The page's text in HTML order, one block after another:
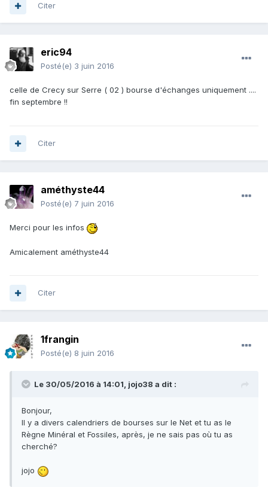
Citer
eric94
Posté(e) 3 juin 2016
celle de Crecy sur Serre ( 02 ) bourse d'échanges uniquement ....
fin septembre !!
Citer
améthyste44
Posté(e) 7 juin 2016
Merci pour les infos
Amicalement améthyste44
Citer
1frangin
Posté(e) 8 juin 2016
Le 30/05/2016 à 14:01, jojo38 a dit :
Bonjour,
Il y a divers calendriers de bourses sur le Net et tu as le
Règne Minéral et Fossiles, après, je ne sais pas où tu as
cherché?
jojo